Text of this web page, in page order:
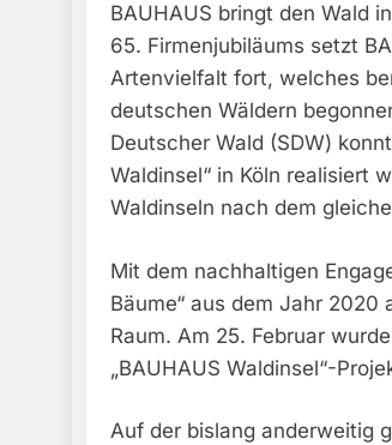
BAUHAUS bringt den Wald
65. Firmenjubiläums setzt
Artenvielfalt fort, welches
deutschen Wäldern
Deutscher Wald (SDW)
Waldinsel“ in Köln realisiert
Waldinseln nach dem
Mit dem nachhaltigen
Bäume“ aus dem Jahr 2020
Raum. Am 25. Februar
„BAUHAUS Waldinsel“-
Auf der bislang anderweitig